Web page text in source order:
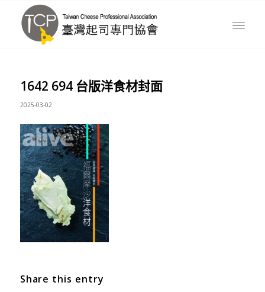
1642 694 台版洋食材封面
2025-03-02
Share this entry